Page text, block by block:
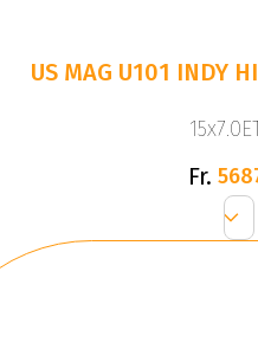
US MAG U101 INDY
Fr.